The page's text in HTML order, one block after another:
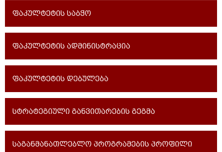
კვლევა
ინტერნაციონალიზაცია
ფაკულტეტის საბჭო
ფაკულტეტის ადმინისტრაცია
ფაკულტეტის დებულება
სტრატეგიული განვითარების გეგმა
საგანმანათლებლო პროგრამების პროფილი